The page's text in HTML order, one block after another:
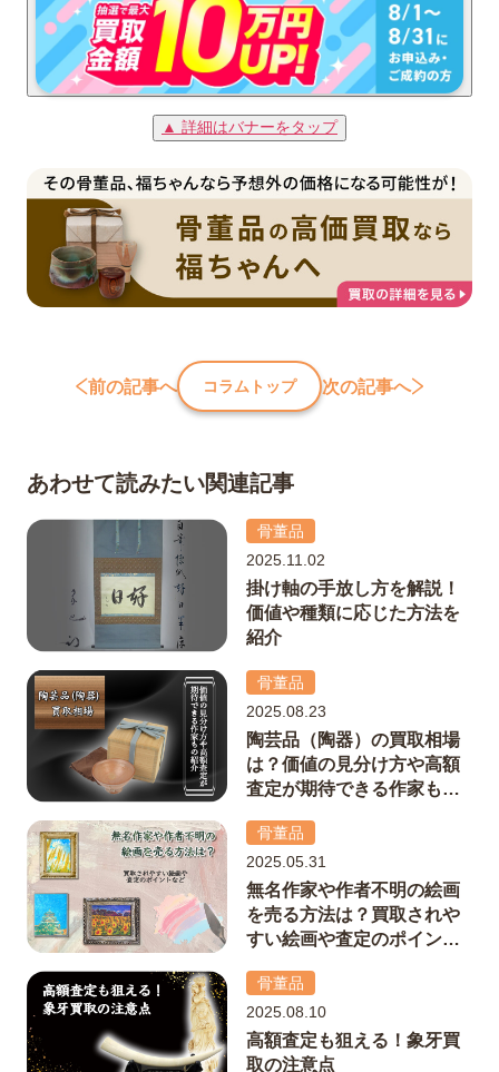
▲ 詳細はバナーをタップ
前の記事へ コラムトップ 次の記事へ
あわせて読みたい関連記事
骨董品
2025.11.02
掛け軸の手放し方を解説！
価値や種類に応じた方法を
紹介
骨董品
2025.08.23
陶芸品（陶器）の買取相場
は？価値の見分け方や高額
査定が期待できる作家もの
骨董品
2025.05.31
無名作家や作者不明の絵画
を売る方法は？買取されや
すい絵画や査定のポイント
骨董品
2025.08.10
高額査定も狙える！象牙買
取の注意点